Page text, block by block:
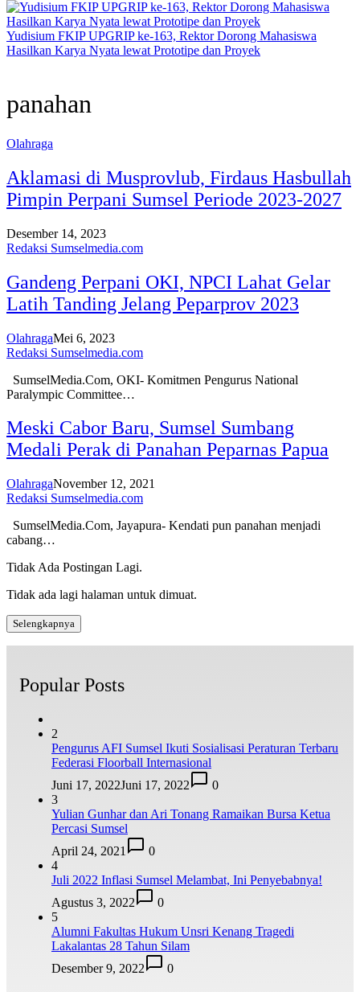
Yudisium FKIP UPGRIP ke-163, Rektor Dorong Mahasiswa
Hasilkan Karya Nyata lewat Prototipe dan Proyek
panahan
Olahraga
Aklamasi di Musprovlub, Firdaus Hasbullah
Pimpin Perpani Sumsel Periode 2023-2027
Desember 14, 2023
Redaksi Sumselmedia.com
Gandeng Perpani OKI, NPCI Lahat Gelar
Latih Tanding Jelang Peparprov 2023
OlahragaMei 6, 2023
Redaksi Sumselmedia.com
SumselMedia.Com, OKI- Komitmen Pengurus National
Paralympic Committee…
Meski Cabor Baru, Sumsel Sumbang
Medali Perak di Panahan Peparnas Papua
OlahragaNovember 12, 2021
Redaksi Sumselmedia.com
SumselMedia.Com, Jayapura- Kendati pun panahan menjadi
cabang…
Tidak Ada Postingan Lagi.
Tidak ada lagi halaman untuk dimuat.
Selengkapnya
Popular Posts
2
Pengurus AFI Sumsel Ikuti Sosialisasi Peraturan Terbaru
Federasi Floorball Internasional
Juni 17, 2022Juni 17, 2022
0
3
Yulian Gunhar dan Ari Tonang Ramaikan Bursa Ketua
Percasi Sumsel
April 24, 2021
0
4
Juli 2022 Inflasi Sumsel Melambat, Ini Penyebabnya!
Agustus 3, 2022
0
5
Alumni Fakultas Hukum Unsri Kenang Tragedi
Lakalantas 28 Tahun Silam
Desember 9, 2022
0